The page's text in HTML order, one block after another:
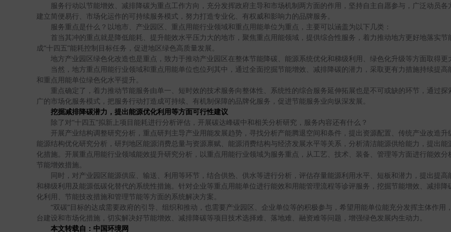
服务行动以节能增效、减排降碳为重点工作方向，充分发挥政府主导和市场机制两方面的作用，坚持自主自愿参与，广泛动员各
建立简便易行、市场化运作的可持续服务模式，努力打造专业化、有权威和影响力的品牌服务。
服务重点是什么？以地市、产业园区、重点用能行业领域和重点用能单位为重点，主要可以涵盖为以下几类：
首当其冲的重点就是降低能耗、提升能效水平压力大的地市，聚焦重点用能领域，提供综合性服务，着力推动地方更好地落实节
成“十四五”能耗控制目标任务，促进地区绿色高质量发展。
地方产业园区绿色化改造也是重点，致力于推动产业园区在整体节能降碳、能源系统优化和梯级利用、绿色化升级等方面取得更
当然，地方重点用能行业领域和重点用能单位也位列其中，通过全面挖掘节能增效、减排降碳的潜力，采取更有力措施持续提高
和重点用能单位绿色化水平提升。
重点确定了，着力推动节能服务由单一、短时效的技术服务向整体性、系统性的综合服务延伸拓展也是不可或缺的环节，通过探
广的市场化服务模式，把服务行动打造成可持续、有机制保障的品牌化服务，促进节能服务业向纵深发展。
挖掘减排降碳潜力，提出能源优化利用等方面可行性建议
除了对“十四五”拟新上项目能耗进行分析评估，开展碳达峰碳中和相关分析研究，服务内容还有什么？
开展产业结构调整研究分析，重点研判主导产业用能发展趋势，寻找分析产能腾退空间和条件，提出资源配置、传统产业改造升
能源结构优化研究分析，研判地区能源消费总量与资源禀赋、能源消费结构与经济发展水平等关系，分析清洁能源供给能力，提出能
化措施。开展重点用能行业领域能效提升研究分析，以重点用能行业领域为服务重点，从工艺、技术、装备、管理等方面进行能效分
节能增效措施。
同时，对产业园区能源供应、输送、利用等环节，结合供热、供水等进行分析，评估存量能源利用水平、短板和潜力，提出提
和梯级利用及能源低碳化替代的系统性措施。针对企业等重点用能单位进行能效和用能管理流程等诊评服务，挖掘节能增效、减排降
化利用、节能技改措施和管理节能等方面的系统解决方案。
“双碳”目标的达成需要政府的引导、组织和推动，也需要产业园区、企业单位等的积极参与，希望用能单位能充分发挥主体作用
台建设和市场化措施，切实解决好节能增效、减排降碳等项目技术选择难、落地难、融资难等问题，增强绿色发展内生动力。
本文转载自：中国环境网